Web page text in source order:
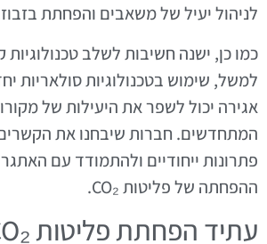
לניהול יעיל של משאבים והפחתת
כמו כן, ישנה חשיבות לשלב
למשל, שימוש בטכנולוגיות סולאריות
אגירה יכול לשפר את היעילות של
המתחדשים. חברות שיבחנו את הקשרים
פתרונות ייחודיים ולהתמודד עם
ההפחתה של פליטות CO₂.
עתיד הפחתת פליטות CO₂